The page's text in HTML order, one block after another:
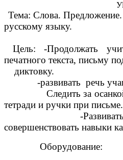
УРОК В 1
Тема: Слова.
русскому языку.
Цель: -Продолжать
печатного
диктовку.
-развивать речь
Следить за осанкой
тетради и ручки при письме.
-Развивать у
совершенствовать навыки
Оборудование: